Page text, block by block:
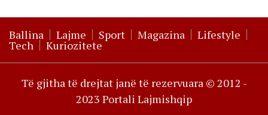
Ballina Lajme Sport Magazina Lifestyle
Tech Kuriozitete
Të gjitha të drejtat janë të rezervuara © 2012 -
2023 Portali Lajmishqip